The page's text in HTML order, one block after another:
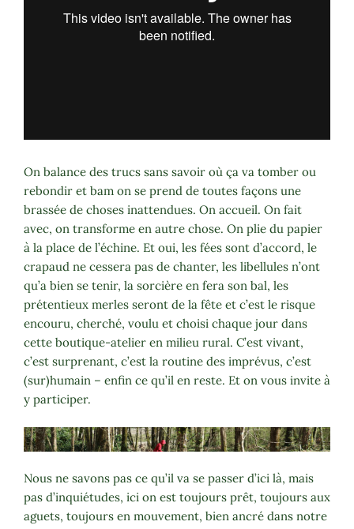
On balance des trucs sans savoir où ça va tomber ou
rebondir et bam on se prend de toutes façons une
brassée de choses inattendues. On accueil. On fait
avec, on transforme en autre chose. On plie du papier
à la place de l’échine. Et oui, les fées sont d’accord, le
crapaud ne cessera pas de chanter, les libellules n’ont
qu’a bien se tenir, la sorcière en fera son bal, les
prétentieux merles seront de la fête et c’est le risque
encouru, cherché, voulu et choisi chaque jour dans
cette boutique-atelier en milieu rural. C’est vivant,
c’est surprenant, c’est la routine des imprévus, c’est
(sur)humain – enfin ce qu’il en reste. Et on vous invite à
y participer.
Nous ne savons pas ce qu’il va se passer d’ici là, mais
pas d’inquiétudes, ici on est toujours prêt, toujours aux
aguets, toujours en mouvement, bien ancré dans notre